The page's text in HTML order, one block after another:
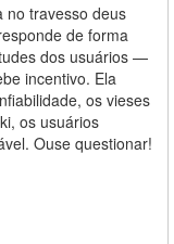
no travesso deus
de forma
dos usuários —
incentivo. Ela
os vieses
os usuários
Ouse questionar!